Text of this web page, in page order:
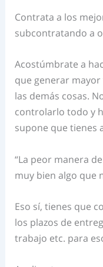
Contrata a los
subcontratando a
Acostúmbrate a
que generar
las demás cosas.
controlarlo todo y
supone que tienes
“La peor manera
muy bien algo que
Eso sí, tienes que
los plazos de
trabajo etc. para